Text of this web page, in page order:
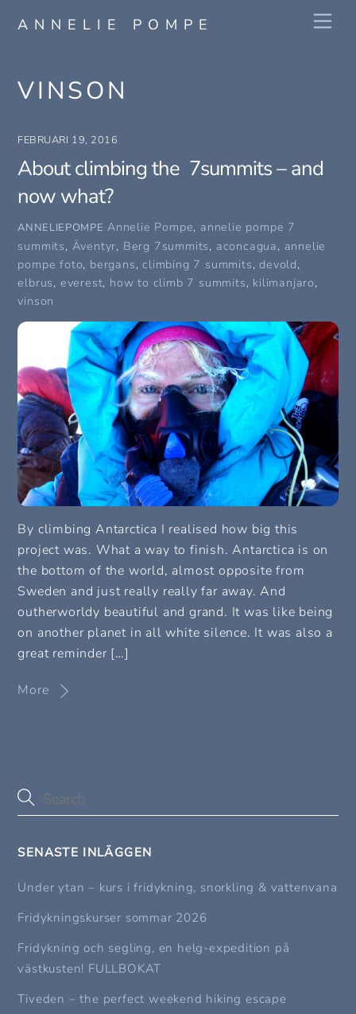
ANNELIE POMPE
VINSON
FEBRUARI 19, 2016
About climbing the 7summits – and
now what?
ANNELIEPOMPE Annelie Pompe, annelie pompe 7
summits, Äventyr, Berg 7summits, aconcagua, annelie
pompe foto, bergans,climbing 7 summits,devold,
elbrus, everest, how to climb 7 summits, kilimanjaro,
vinson
By climbing Antarctica I realised how big this
project was. What a way to finish. Antarctica is on
the bottom of the world, almost opposite from
Sweden and just really really far away. And
outherworldy beautiful and grand. It was like being
on another planet in all white silence. It was also a
great reminder […]
More
SENASTE INLÄGGEN
Under ytan – kurs i fridykning, snorkling & vattenvana
Fridykningskurser sommar 2026
Fridykning och segling, en helg-expedition på
västkusten! FULLBOKAT
Tiveden – the perfect weekend hiking escape